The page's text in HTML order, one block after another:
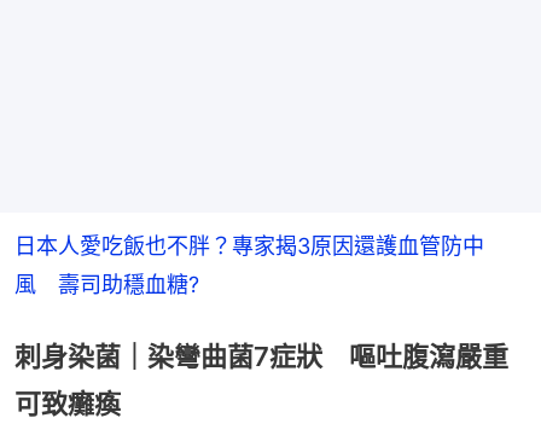
日本人愛吃飯也不胖？專家揭3原因還護血管防中
風　壽司助穩血糖?
刺身染菌｜染彎曲菌7症狀 嘔吐腹瀉嚴重
可致癱瘓